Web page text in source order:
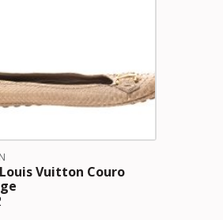
Vuitton Couro